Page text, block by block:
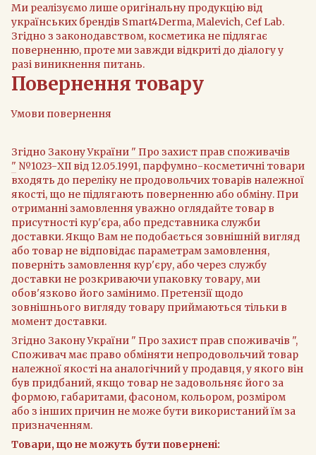
Ми реалізуємо лише оригінальну продукцію від
українських брендів Smart4Derma, Malevich, Cef Lab.
Згідно з законодавством, косметика не підлягає
поверненню, проте ми завжди відкриті до діалогу у
разі виникнення питань.
Повернення товару
Умови повернення
Згідно Закону України " Про захист прав споживачів
" №1023-XII від 12.05.1991, парфумно-косметичні товари
входять до переліку не продовольчих товарів належної
якості, що не підлягають поверненню або обміну. При
отриманні замовлення уважно оглядайте товар в
присутності кур'єра, або представника служби
доставки. Якщо Вам не подобається зовнішній вигляд
або товар не відповідає параметрам замовлення,
поверніть замовлення кур'єру, або через службу
доставки не розкриваючи упаковку товару, ми
обов'язково його замінимо. Претензії щодо
зовнішнього вигляду товару приймаються тільки в
момент доставки.
Згідно Закону України " Про захист прав споживачів ",
Споживач має право обміняти непродовольчий товар
належної якості на аналогічний у продавця, у якого він
був придбаний, якщо товар не задовольняє його за
формою, габаритами, фасоном, кольором, розміром
або з інших причин не може бути використаний їм за
призначенням.
Товари, що не можуть бути повернені: